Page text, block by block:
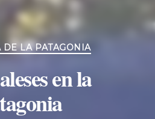
Categorías
DE LA PATAGONIA
en la